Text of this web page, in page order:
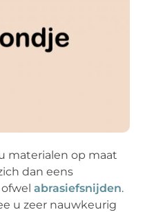
materialen op maat
dan eens
ofwelabrasiefsnijden.
u zeer nauwkeurig